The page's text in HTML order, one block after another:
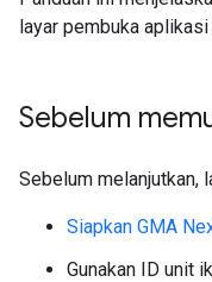
layar pembuka
Sebelum
Sebelum melanjutkan,
Siapkan GMA
Gunakan ID unit